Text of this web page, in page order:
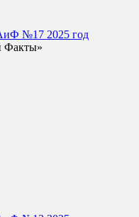
№17 2025 год
Факты»